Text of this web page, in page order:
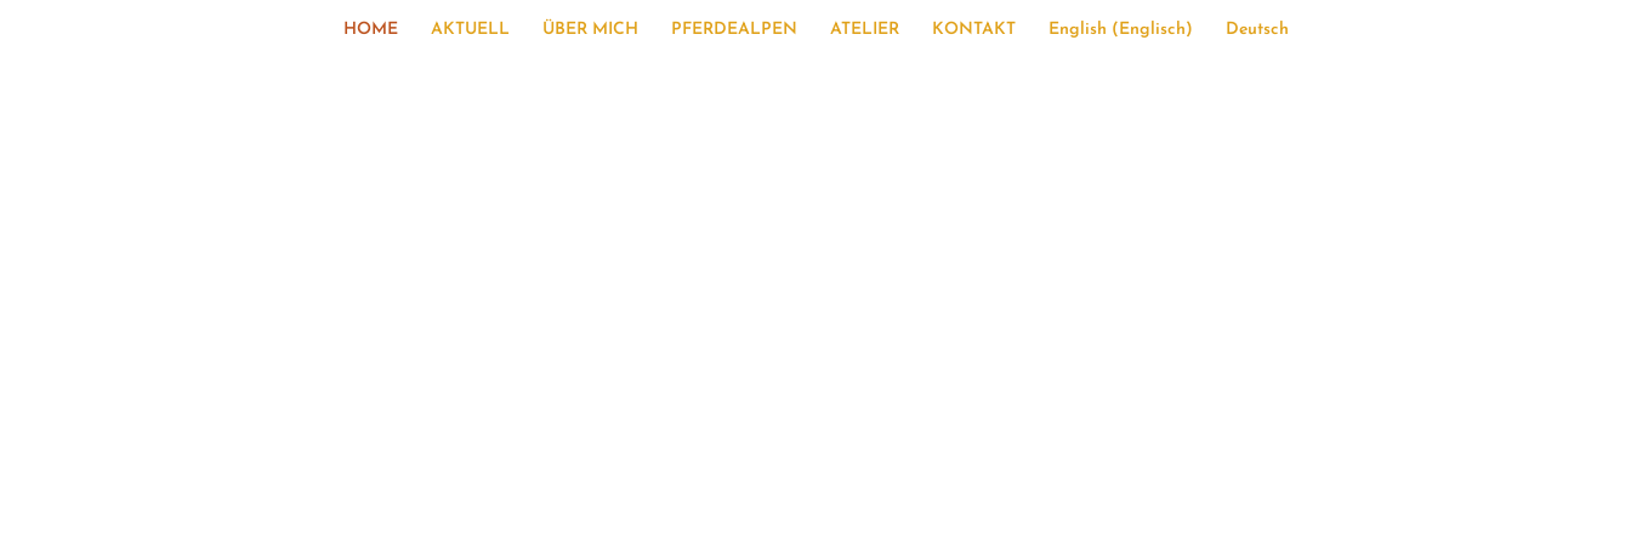
HOME AKTUELL ÜBER MICH PFERDEALPEN ATELIER KONTAKT English ( Englisch) Deutsch
Wildnis-Weisheiten